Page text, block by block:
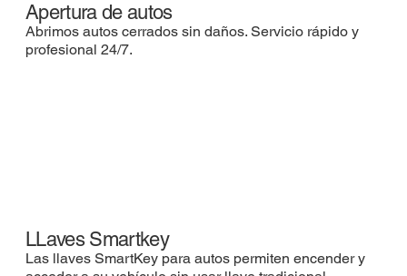
Apertura de autos
Abrimos autos cerrados sin daños. Servicio rápido y
profesional 24/7.
LLaves Smartkey
Las llaves SmartKey para autos permiten encender y